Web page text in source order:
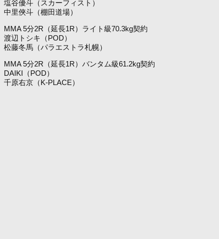
塩谷優斗（スカーフィスト）
中里俠斗（棚田道場）
MMA 5分2R（延長1R）ライト級70.3kg契約
渡辺トシキ（POD）
松藤冬馬（パラエストラ札幌）
MMA 5分2R（延長1R）バンタム級61.2kg契約
DAIKI（POD）
千原右京（K-PLACE）